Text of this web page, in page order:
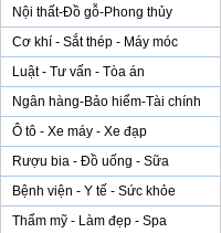
Nội thất-Đồ gỗ-Phong thủy
Cơ khí - Sắt thép - Máy móc
Luật - Tư vấn - Tòa án
Ngân hàng-Bảo hiểm-Tài chính
Ô tô - Xe máy - Xe đạp
Rượu bia - Đồ uống - Sữa
Bệnh viện - Y tế - Sức khỏe
Thẩm mỹ - Làm đẹp - Spa